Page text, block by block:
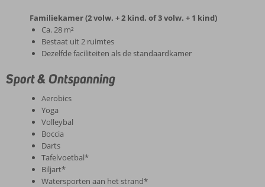
Familiekamer (2 volw. + 2 kind. of 3 volw. + 1 kind)
Ca. 28 m²
Bestaat uit 2 ruimtes
Dezelfde faciliteiten als de standaardkamer
Sport & Ontspanning
Aerobics
Yoga
Volleybal
Boccia
Darts
Tafelvoetbal*
Biljart*
Watersporten aan het strand*